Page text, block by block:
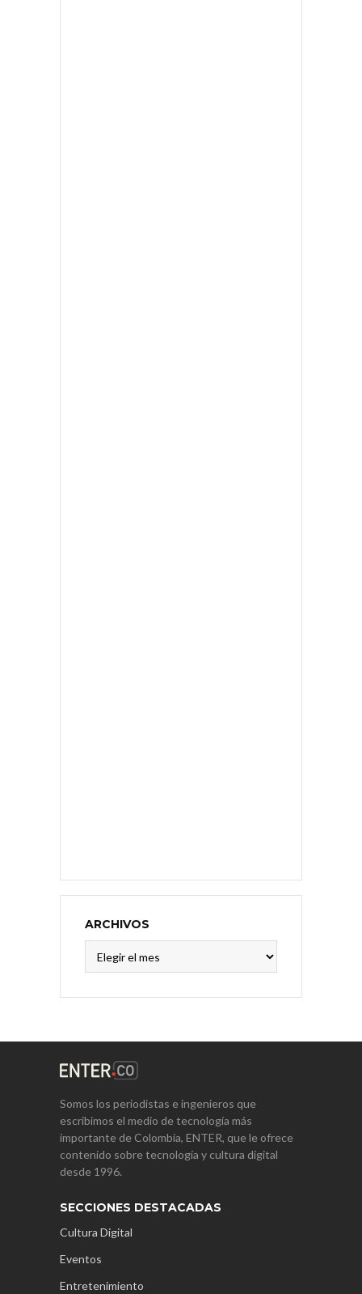
ARCHIVOS
Somos los periodistas e ingenieros que
escribimos el medio de tecnología más
importante de Colombia, ENTER, que le ofrece
contenido sobre tecnología y cultura digital
desde 1996.
SECCIONES DESTACADAS
Cultura Digital
Eventos
Entretenimiento